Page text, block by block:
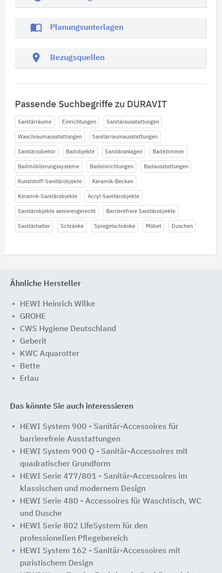
import_contacts Planungsunterlagen
location_on Bezugsquellen
Passende Suchbegriffe zu DURAVIT
Sanitärräume Einrichtungen Sanitärausstattungen
Waschraumausstattungen Sanitärraumausstattungen
Sanitärzubehör Badobjekte Sanitäranlagen Badezimmer
Badmöblierungssysteme Badeinrichtungen Badausstattungen
Kunststoff-Sanitärobjekte Keramik-Becken
Keramik-Sanitärobjekte Acryl-Sanitärobjekte
Sanitärobjekte seniorengerecht Barrierefreie Sanitärobjekte
Sanitärhalter Schränke Spiegelschränke Möbel Duschen
Ähnliche Hersteller
HEWI Heinrich Wilke
GROHE
CWS Hygiene Deutschland
Geberit
KWC Aquarotter
Bette
Erlau
Das könnte Sie auch interessieren
HEWI System 900 - Sanitär-Accessoires für
barrierefreie Ausstattungen
HEWI System 900 Q - Sanitär-Accessoires mit
quadratischer Grundform
HEWI Serie 477/801 - Sanitär-Accessoires im
klassischen und modernem Design
HEWI Serie 480 - Accessoires für Waschtisch, WC
und Dusche
HEWI Serie 802 LifeSystem für den ​
professionellen Pflegebereich
HEWI System 162 - Sanitär-Accessoires mit
puristischem Design